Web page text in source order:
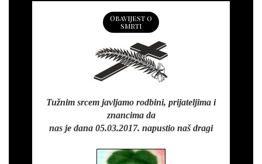
Obavijest o
smrti
Tužnim srcem javljamo rodbini, prijateljima i
znancima da
nas je dana 05.03.2017. napustio naš dragi